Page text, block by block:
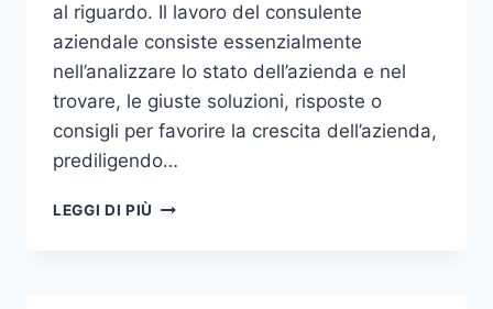
al riguardo. Il lavoro del consulente
aziendale consiste essenzialmente
nell’analizzare lo stato dell’azienda e nel
trovare, le giuste soluzioni, risposte o
consigli per favorire la crescita dell’azienda,
prediligendo…
LEGGI DI PIÙ IL